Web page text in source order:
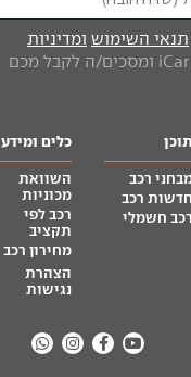
תנאי השימוש ומדיניות
של iCar ומסכים/ה לקבל מכם
תוכן
רכב
חדשות רכב
רכב חשמלי
כלים ומידע
השוואת
מכוניות
רכב לפי
תקציב
מחירון רכב
הצהרת
נגישות